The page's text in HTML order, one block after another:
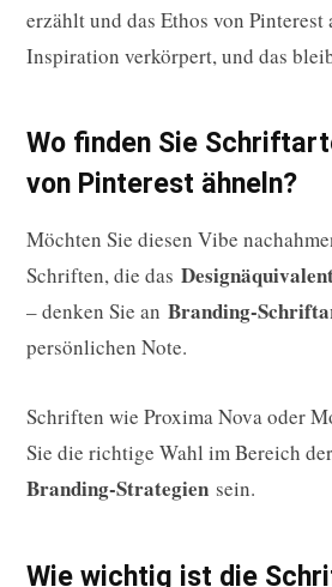
erzählt und das Ethos von
Inspiration verkörpert, und das
Wo finden Sie
von Pinterest ähneln?
Möchten Sie diesen Vibe
Schriften, die das
– denken Sie an Branding-
persönlichen Note.
Schriften wie Proxima Nova oder
Sie die richtige Wahl im Bereich der
Branding-Strategien sein.
Wie wichtig ist die